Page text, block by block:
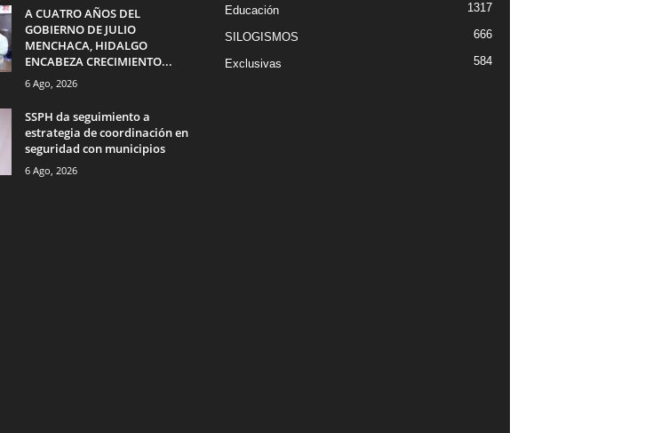
A CUATRO AÑOS DEL
GOBIERNO DE JULIO
MENCHACA, HIDALGO
ENCABEZA CRECIMIENTO...
6 Ago, 2026
SSPH da seguimiento a
estrategia de coordinación en
seguridad con municipios
6 Ago, 2026
Educación 1317
SILOGISMOS 666
Exclusivas 584